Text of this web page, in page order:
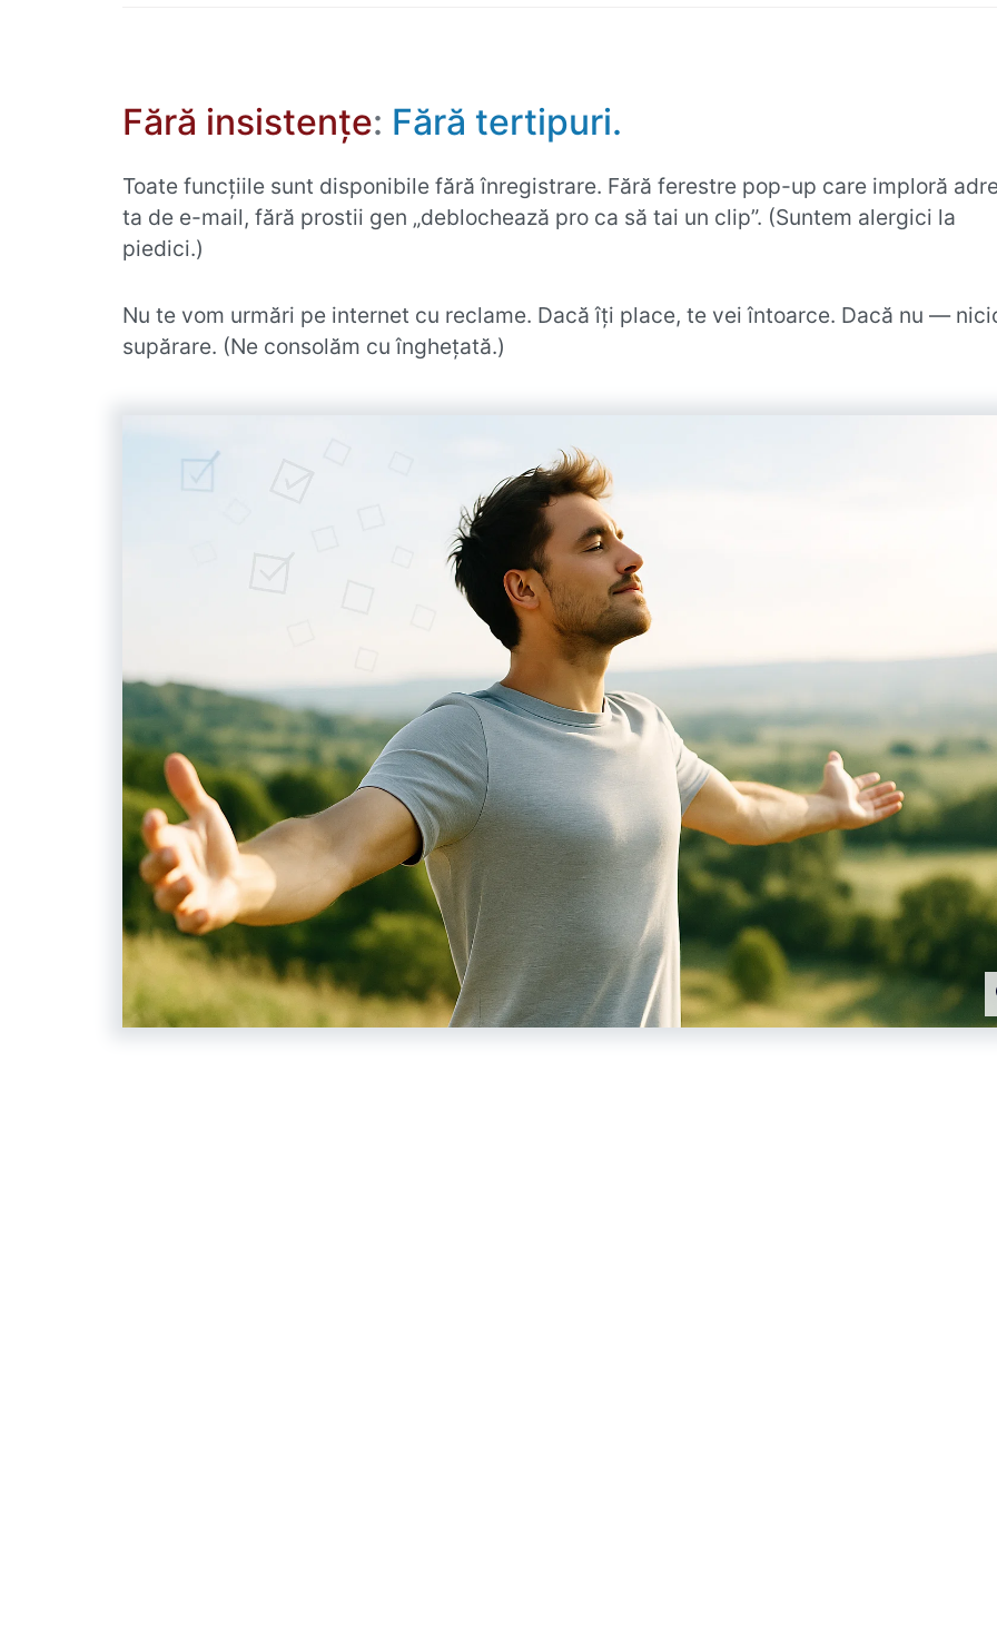
Fără insistențe: Fără tertipuri.
Toate funcțiile sunt disponibile fără înregistrare. Fără ferestre pop-up care imploră
ta de e-mail, fără prostii gen „deblochează pro ca să tai un clip”. (Suntem alergici la
piedici.)
Nu te vom urmări pe internet cu reclame. Dacă îți place, te vei întoarce. Dacă nu —
supărare. (Ne consolăm cu înghețată.)